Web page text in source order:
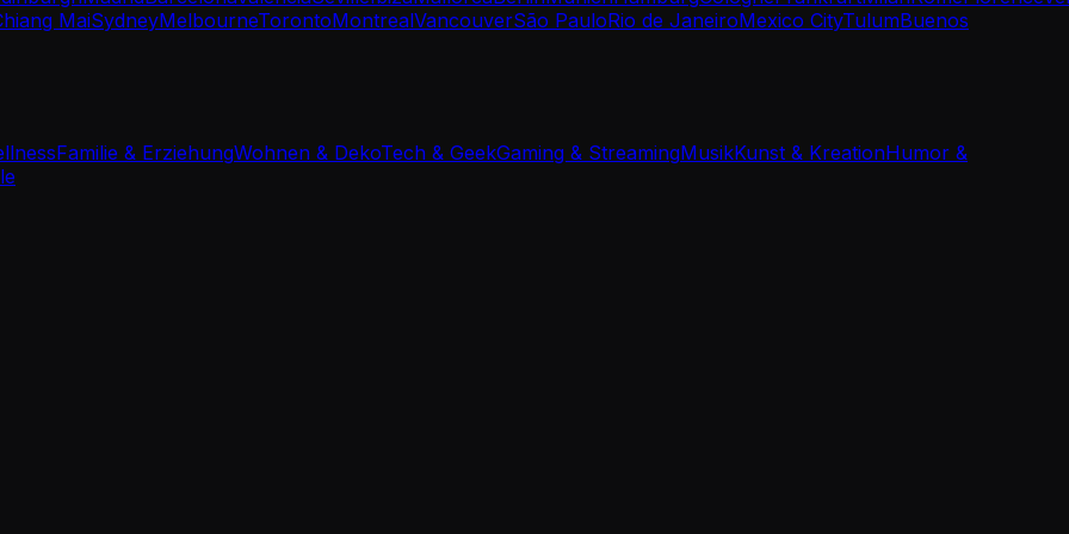
MaiSydneyMelbourneTorontoMontrealVancouverSão PauloRio de JaneiroMexico CityTulumBuenos
Familie & ErziehungWohnen & DekoTech & GeekGaming & StreamingMusikKunst & KreationHumor &